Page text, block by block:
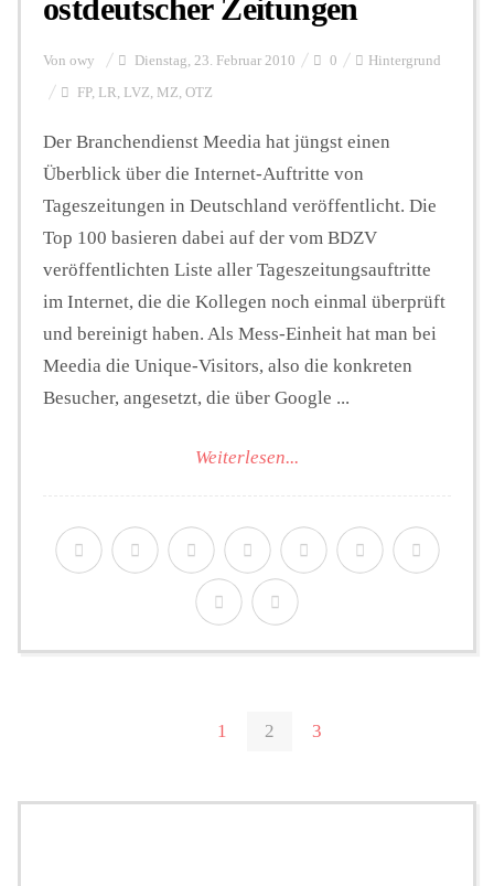
ostdeutscher Zeitungen
Von owy Dienstag, 23. Februar 2010 0 Hintergrund
FP, LR, LVZ, MZ, OTZ
Der Branchendienst Meedia hat jüngst einen
Überblick über die Internet-Auftritte von
Tageszeitungen in Deutschland veröffentlicht. Die
Top 100 basieren dabei auf der vom BDZV
veröffentlichten Liste aller Tageszeitungsauftritte
im Internet, die die Kollegen noch einmal überprüft
und bereinigt haben. Als Mess-Einheit hat man bei
Meedia die Unique-Visitors, also die konkreten
Besucher, angesetzt, die über Google ...
Weiterlesen...
1 2 3